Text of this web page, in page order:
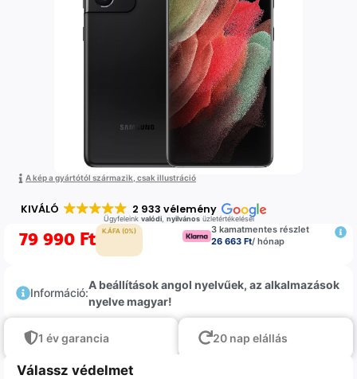
A kép a gyártótól származik, csak illustráció
KIVÁLÓ 2 933 vélemény
Ügyfeleink valódi, nyilvánosüzletértékelései
79 990 Ft K.ÁFA (0%)
3 kamatmentes részlet
26 663 Ft/ hónap
Információ:
A beállítások angol nyelvűek, az alkalmazások
nyelve magyar!
1 év garancia 20 nap elállás
Válassz védelmet